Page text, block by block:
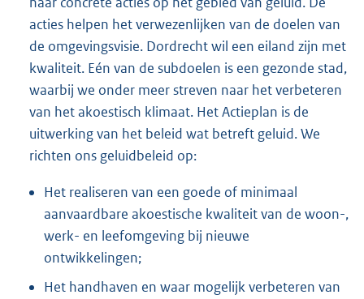
acties helpen het verwezenlijken van de doelen van
de omgevingsvisie. Dordrecht wil een eiland zijn met
kwaliteit. Eén van de subdoelen is een gezonde stad,
waarbij we onder meer streven naar het verbeteren
van het akoestisch klimaat. Het Actieplan is de
uitwerking van het beleid wat betreft geluid. We
richten ons geluidbeleid op:
Het realiseren van een goede of minimaal
aanvaardbare akoestische kwaliteit van de woon-,
werk- en leefomgeving bij nieuwe
ontwikkelingen;
Het handhaven en waar mogelijk verbeteren van